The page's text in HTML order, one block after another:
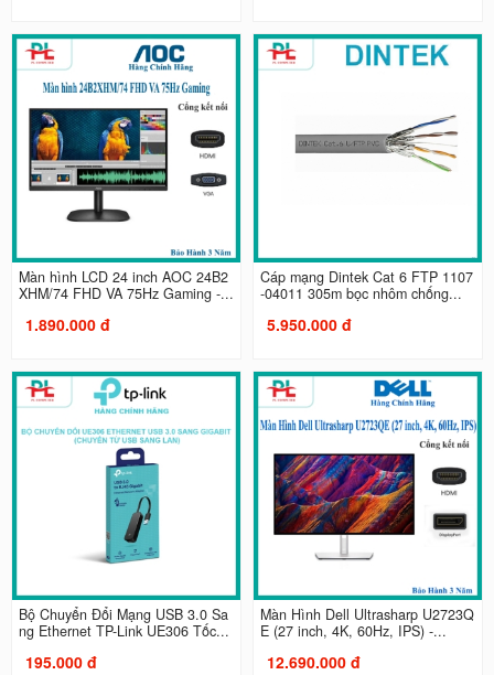
Màn hình LCD 24 inch AOC 24B2
XHM/74 FHD VA 75Hz Gaming -...
1.890.000 đ
Cáp mạng Dintek Cat 6 FTP 1107
-04011 305m bọc nhôm chống...
5.950.000 đ
Bộ Chuyển Đổi Mạng USB 3.0 Sa
ng Ethernet TP-Link UE306 Tốc...
195.000 đ
Màn Hình Dell Ultrasharp U2723Q
E (27 inch, 4K, 60Hz, IPS) -...
12.690.000 đ